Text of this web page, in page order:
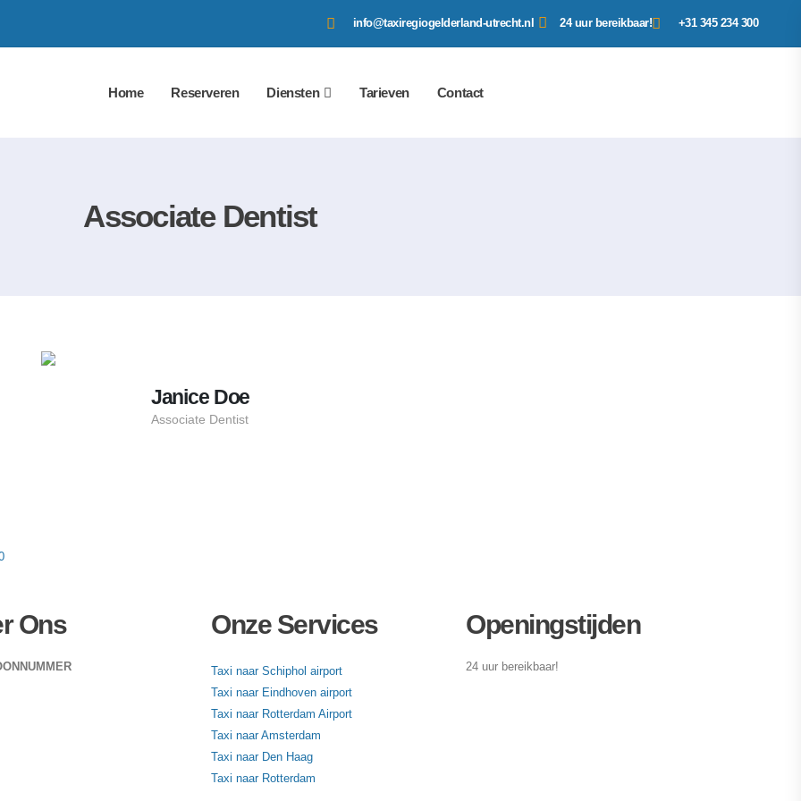
info@taxiregiogelderland-utrecht.nl 24 uur bereikbaar! +31 345 234 300
Home Reserveren Diensten Tarieven Contact
Associate Dentist
Janice Doe
Associate Dentist
Ons Onze Services
Taxi naar Schiphol airport
Taxi naar Eindhoven airport
Taxi naar Rotterdam Airport
Taxi naar Amsterdam
Taxi naar Den Haag
Taxi naar Rotterdam
Openingstijden
24 uur bereikbaar!